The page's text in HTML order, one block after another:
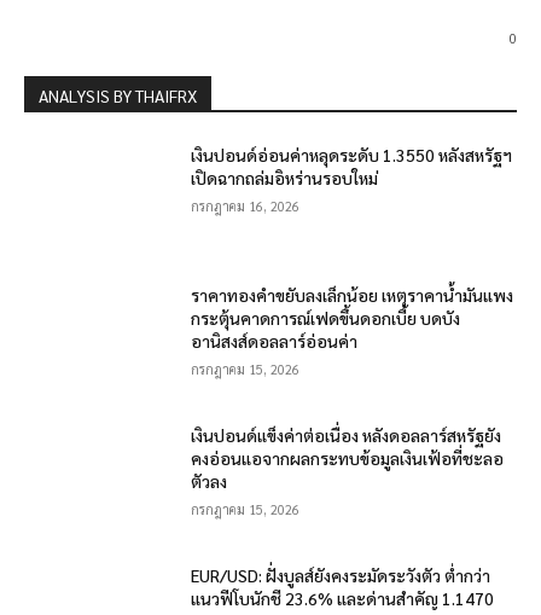
0
ANALYSIS BY THAIFRX
เงินปอนด์อ่อนค่าหลุดระดับ 1.3550 หลังสหรัฐฯ
เปิดฉากถล่มอิหร่านรอบใหม่
กรกฎาคม 16, 2026
ราคาทองคำขยับลงเล็กน้อย เหตุราคาน้ำมันแพง
กระตุ้นคาดการณ์เฟดขึ้นดอกเบี้ย บดบัง
อานิสงส์ดอลลาร์อ่อนค่า
กรกฎาคม 15, 2026
เงินปอนด์แข็งค่าต่อเนื่อง หลังดอลลาร์สหรัฐยัง
คงอ่อนแอจากผลกระทบข้อมูลเงินเฟ้อที่ชะลอ
ตัวลง
กรกฎาคม 15, 2026
EUR/USD: ฝั่งบูลส์ยังคงระมัดระวังตัว ต่ำกว่า
แนวฟีโบนักชี 23.6% และด่านสำคัญ 1.1470